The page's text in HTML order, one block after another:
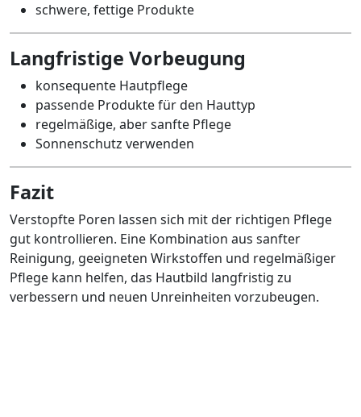
schwere, fettige Produkte
Langfristige Vorbeugung
konsequente Hautpflege
passende Produkte für den Hauttyp
regelmäßige, aber sanfte Pflege
Sonnenschutz verwenden
Fazit
Verstopfte Poren lassen sich mit der richtigen Pflege
gut kontrollieren. Eine Kombination aus sanfter
Reinigung, geeigneten Wirkstoffen und regelmäßiger
Pflege kann helfen, das Hautbild langfristig zu
verbessern und neuen Unreinheiten vorzubeugen.